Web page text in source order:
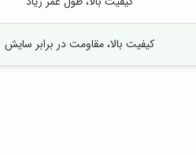
کیفیت بالا، مقاومت در برابر سایش